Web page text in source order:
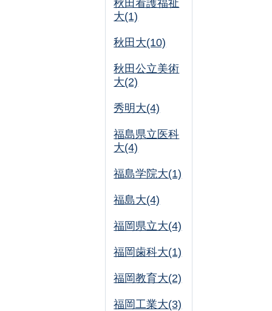
秋田看護福祉
大(1)
秋田大(10)
秋田公立美術
大(2)
秀明大(4)
福島県立医科
大(4)
福島学院大(1)
福島大(4)
福岡県立大(4)
福岡歯科大(1)
福岡教育大(2)
福岡工業大(3)